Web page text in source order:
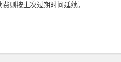
则按上次过期时间延续。